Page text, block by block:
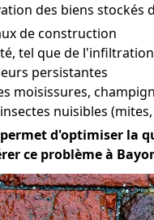
des biens stockés
de construction
tel que de
persistantes
moisissures,
nuisibles
d'optimiser la
ce problème à